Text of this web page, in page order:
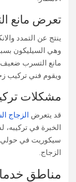
تعرض مانع
ينتج عن التمدد
وهي السيليكون
مانع التسرب ضعيف
ويقوم فني تركيب
مشكلات
قد يتعرض الزجاج
الخبرة في
سيكوريت في حولي
الزجاج.
مناطق